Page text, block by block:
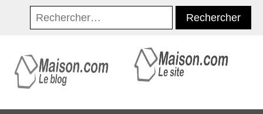
Rechercher :